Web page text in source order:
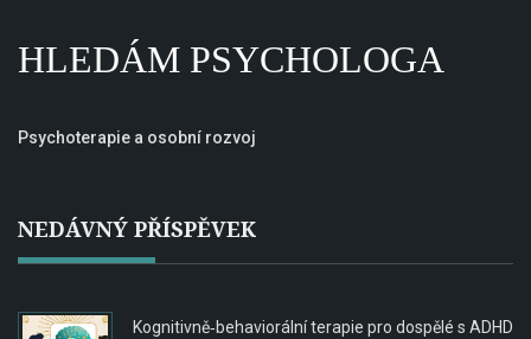
HLEDÁM PSYCHOLOGA
Psychoterapie a osobní rozvoj
NEDÁVNÝ PŘÍSPĚVEK
Kognitivně‑behaviorální terapie pro dospělé s ADHD